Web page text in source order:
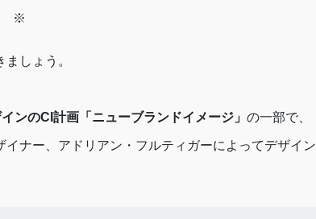
※
しょう。
ンのCI計画「ニューブランドイメージ」 の一部で、
ナー、アドリアン・フルティガーによってデザイン